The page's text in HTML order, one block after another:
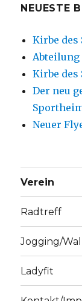
NEUESTE
Kirbe des
Abteilung
Kirbe des
Der neu
Neuer
Verein
Radtreff
Jogging/
Ladyfit